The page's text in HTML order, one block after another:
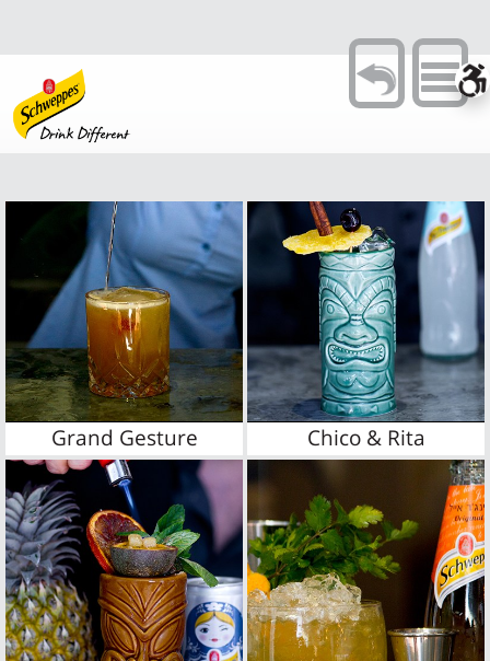
Toggle
navigation
Chico & Rita
Grand Gesture